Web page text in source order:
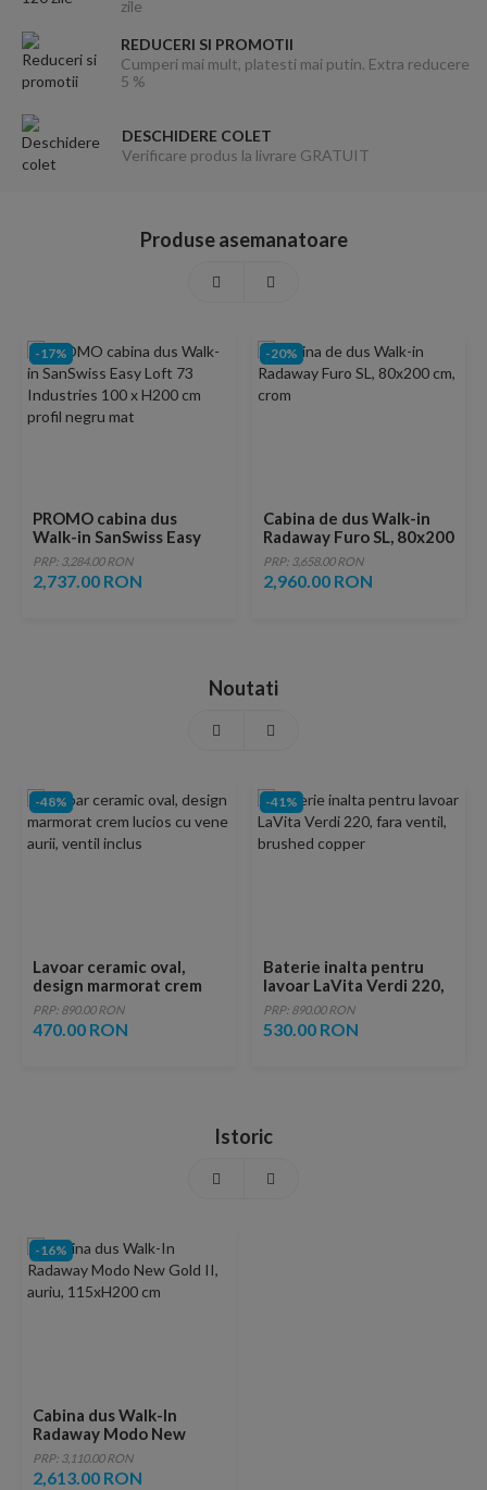
zile
REDUCERI SI PROMOTII
Cumperi mai mult, platesti mai putin. Extra reducere
5 %
DESCHIDERE COLET
Verificare produs la livrare GRATUIT
Produse asemanatoare
-17%
PROMO cabina dus
Walk-in SanSwiss Easy
Loft 73 Industries 100 x
H200 cm profil negru mat
PRP: 3,284.00 RON
2,737.00 RON
-20%
Cabina de dus Walk-in
Radaway Furo SL, 80x200
cm, crom
PRP: 3,658.00 RON
2,960.00 RON
Noutati
-48%
Lavoar ceramic oval,
design marmorat crem
lucios cu vene aurii,
ventil inclus
PRP: 890.00 RON
470.00 RON
-41%
Baterie inalta pentru
lavoar LaVita Verdi 220,
fara ventil, brushed
copper
PRP: 890.00 RON
530.00 RON
Istoric
-16%
Cabina dus Walk-In
Radaway Modo New
Gold II, auriu, 115xH200
cm
PRP: 3,110.00 RON
2,613.00 RON